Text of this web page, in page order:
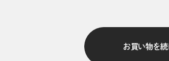
お買い物を続